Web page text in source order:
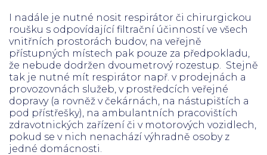
I nadále je nutné nosit respirátor či chirurgickou
roušku s odpovídající filtrační účinností ve všech
vnitřních prostorách budov, na veřejně
přístupných místech pak pouze za předpokladu,
že nebude dodržen dvoumetrový rozestup. Stejně
tak je nutné mít respirátor např. v prodejnách a
provozovnách služeb, v prostředcích veřejné
dopravy (a rovněž v čekárnách, na nástupištích a
pod přístřešky), na ambulantních pracovištích
zdravotnických zařízení či v motorových vozidlech,
pokud se v nich nenachází výhradně osoby z
jedné domácnosti.